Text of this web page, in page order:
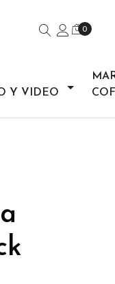
0
Y VIDEO